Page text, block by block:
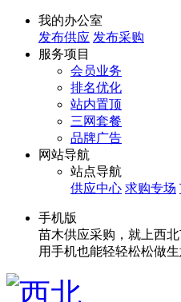
我的办公室
发布供应 发布采购
服务项目
会员业务
排名优化
站内置顶
三网套餐
品牌广告
网站导航
站点导航
供应中心 求购专场
手机版
苗木供应采购，就上西北
用手机也能轻轻松松做